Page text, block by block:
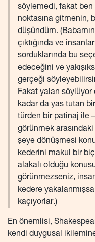
söylemedi, fakat
noktasına gitmenin,
düşündüm.
çıktığında ve
sorduklarında bu
edeceğini ve
gerçeği
Fakat yalan söylüyor
kadar da yas tutan
türden bir patinaj ile
görünmek
şeye dönüşmesi
kederini makul bir
alakalı olduğu
görünmezseniz,
kedere
kaçıyorlar.)
En önemlisi,
kendi duygusal